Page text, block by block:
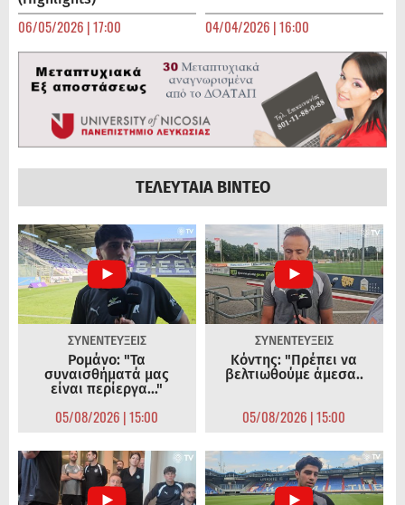
06/05/2026 | 17:00 04/04/2026 | 16:00
ΤΕΛΕΥΤΑΙΑ ΒΙΝΤΕΟ
ΣΥΝΕΝΤΕΥΞΕΙΣ
Ρομάνο: "Τα
συναισθήματά μας
είναι περίεργα..."
05/08/2026 | 15:00
ΣΥΝΕΝΤΕΥΞΕΙΣ
Κόντης: "Πρέπει να
βελτιωθούμε άμεσα..
05/08/2026 | 15:00